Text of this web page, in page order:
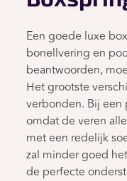
Een goede luxe
bonellvering en
beantwoorden,
Het grootste
verbonden. Bij een
omdat de veren
met een redelijk
zal minder goed
de perfecte